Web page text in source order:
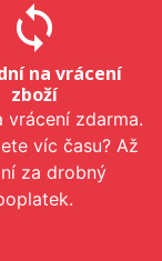
sync
na vrácení
zboží
vrácení zdarma.
víc času? Až
za drobný